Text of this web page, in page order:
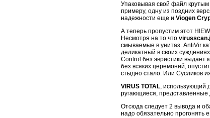
Упаковывая свой файл
примеру, одну из поздних
надежности еще и Viogen
А теперь пропустим этот
Несмотря на то что
смываемые в унитаз. AntiVir
деликатный в своих
Control без эвристики выдает
без всяких церемоний,
стыдно стало. Или Сусликов
VIRUS TOTAL, использующий
ругающиеся, представленные
Отсюда следует 2 вывода и
надо обязательно прогонять